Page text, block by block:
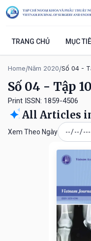
TRANG CHỦ MỤC
Home/Năm 2020/Số 04 -
Số 04 - Tập 10
Print ISSN: 1859-4506
All Articles
Xem Theo Ngày